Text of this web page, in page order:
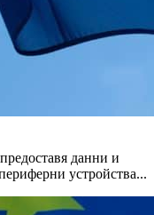
данни и
устройства...